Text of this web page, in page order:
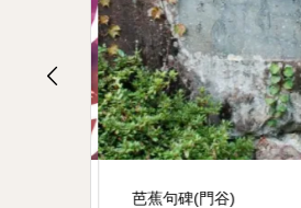
芭蕉句碑(門谷)